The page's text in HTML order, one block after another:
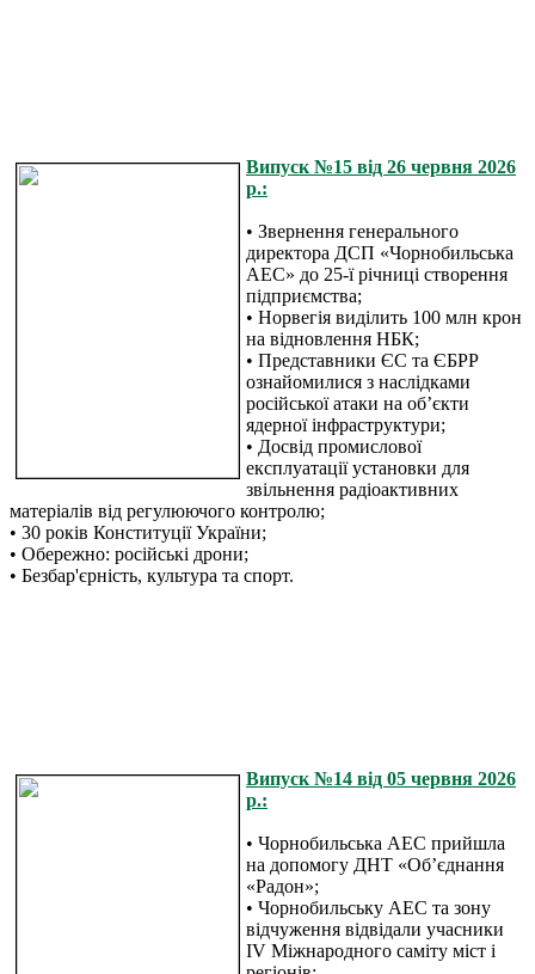
Випуск №15 від 26 червня 2026
р.:
• Звернення генерального
директора ДСП «Чорнобильська
АЕС» до 25-ї річниці створення
підприємства;
• Норвегія виділить 100 млн крон
на відновлення НБК;
• Представники ЄС та ЄБРР
ознайомилися з наслідками
російської атаки на об’єкти
ядерної інфраструктури;
• Досвід промислової
експлуатації установки для
звільнення радіоактивних
матеріалів від регулюючого контролю;
• 30 років Конституції України;
• Обережно: російські дрони;
• Безбар'єрність, культура та спорт.
Випуск №14 від 05 червня 2026
р.:
• Чорнобильська АЕС прийшла
на допомогу ДНТ «Об’єднання
«Радон»;
• Чорнобильську АЕС та зону
відчуження відвідали учасники
IV Міжнародного саміту міст і